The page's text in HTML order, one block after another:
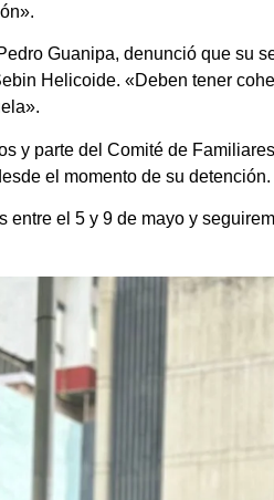
Guanipa, denunció que su
Helicoide. «Deben tener
y parte del Comité de
el momento de su detención.
entre el 5 y 9 de mayo y